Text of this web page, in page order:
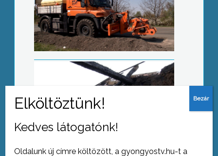
Megszaporodott a lakástüzek száma
Jó dinnyetermésre számítanak a
Kedves látogatónk!
Oldalunk új címre költözött, a gyongyostv.hu-t a